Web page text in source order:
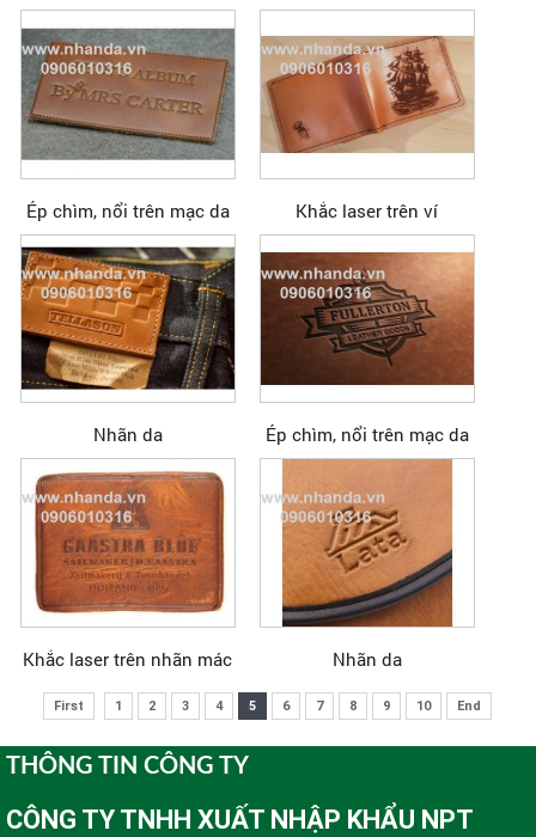
Ép chìm, nổi trên mạc da Khắc laser trên ví
Nhãn da Ép chìm, nổi trên mạc da
Khắc laser trên nhãn mác Nhãn da
First 1 2 3 4 5 6 7 8 9 10 End
THÔNG TIN CÔNG TY
CÔNG TY TNHH XUẤT NHẬP KHẨU NPT